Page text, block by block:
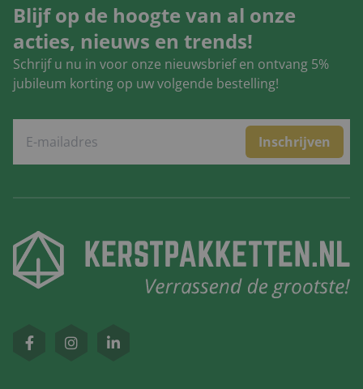
Blijf op de hoogte van al onze
acties, nieuws en trends!
Schrijf u nu in voor onze nieuwsbrief en ontvang 5%
jubileum korting op uw volgende bestelling!
Inschrijven